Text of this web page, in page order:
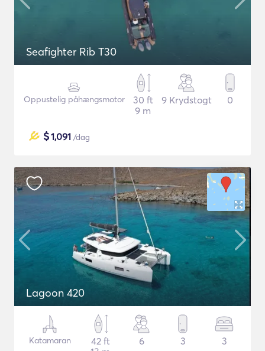
Seafighter Rib T30
Oppustelig påhængsmotor
30 ft
9 m
9 Krydstogt 0
$1,091 /dag
Lagoon 420
Katamaran
42 ft
6 3 3